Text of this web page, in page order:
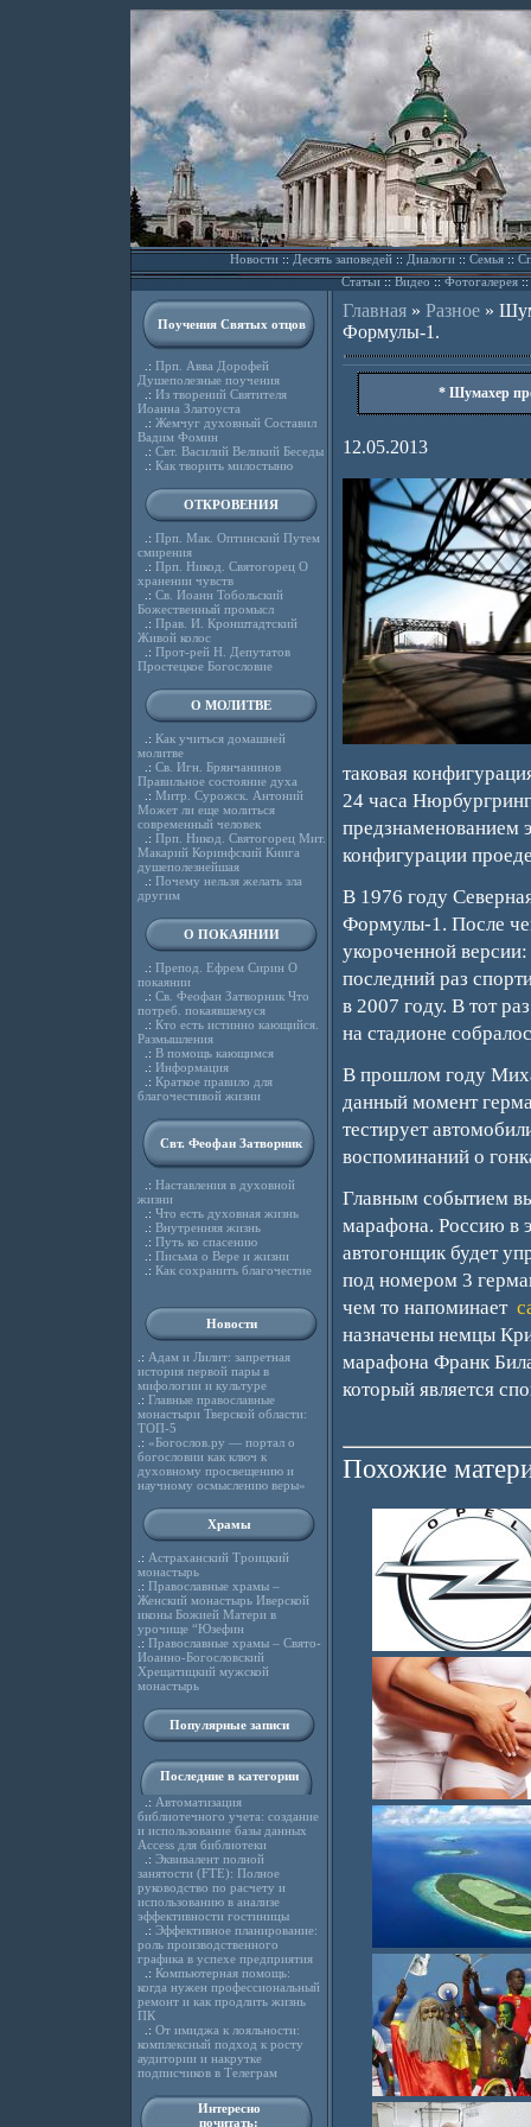
Новости::Десять заповедей::Диалоги::Семья::
Статьи::Видео ::Фотогалерея::
Поучения Святых отцов
.: Прп. Авва Дорофей
Душеполезные поучения
.: Из творений Святителя
Иоанна Златоуста
.: Жемчуг духовный Составил
Вадим Фомин
.: Свт. Василий Великий Беседы
.: Как творить милостыню
ОТКРОВЕНИЯ
.: Прп. Мак. Оптинский Путем
смирения
.: Прп. Никод. Святогорец О
хранении чувств
.: Св. Иоанн Тобольский
Божественный промысл
.: Прав. И. Кронштадтский
Живой колос
.: Прот-рей Н. Депутатов
Простецкое Богословие
О МОЛИТВЕ
.: Как учиться домашней
молитве
.: Св. Игн. Брянчанинов
Правильное состояние духа
.: Митр. Сурожск. Антоний
Может ли еще молиться
современный человек
.: Прп. Никод. Святогорец Мит.
Макарий Коринфский Книга
душеполезнейшая
.: Почему нельзя желать зла
другим
О ПОКАЯНИИ
.: Препод. Ефрем Сирин О
покаянии
.: Св. Феофан Затворник Что
потреб. покаявшемуся
.: Кто есть истинно кающийся.
Размышления
.: В помощь кающимся
.: Информация
.: Краткое правило для
благочестивой жизни
Свт. Феофан Затворник
.: Наставления в духовной
жизни
.: Что есть духовная жизнь
.: Внутренняя жизнь
.: Путь ко спасению
.: Письма о Вере и жизни
.: Как сохранить благочестие
Новости
.: Адам и Лилит: запретная
история первой пары в
мифологии и культуре
.: Главные православные
монастыри Тверской области:
ТОП-5
.: «Богослов.ру — портал о
богословии как ключ к
духовному просвещению и
научному осмыслению веры»
Храмы
.: Астраханский Троицкий
монастырь
.: Православные храмы –
Женский монастырь Иверской
иконы Божией Матери в
урочище “Юзефин
.: Православные храмы – Свято-
Иоанно-Богословский
Хрещатицкий мужской
монастырь
Популярные записи
Последние в категории
.: Автоматизация
библиотечного учета: создание
и использование базы данных
Access для библиотеки
.: Эквивалент полной
занятости (FTE): Полное
руководство по расчету и
использованию в анализе
эффективности гостиницы
.: Эффективное планирование:
роль производственного
графика в успехе предприятия
.: Компьютерная помощь:
когда нужен профессиональный
ремонт и как продлить жизнь
ПК
.: От имиджа к лояльности:
комплексный подход к росту
аудитории и накрутке
подписчиков в Телеграм
Интересно
почитать:
Главная» Разное»
Формулы-1.
* Шумахер
12.05.2013
таковая
24 часа
предзнаменованием
конфигурации
В 1976 году
Формулы-1. После
укороченной
последний раз
в 2007 году. В тот
на стадионе
В прошлом году
данный момент
тестирует
воспоминаний о
Главным событием
марафона. Россию в
автогонщик будет
под номером 3
чем то напоминает
назначены немцы
марафона Франк
который является
Похожие